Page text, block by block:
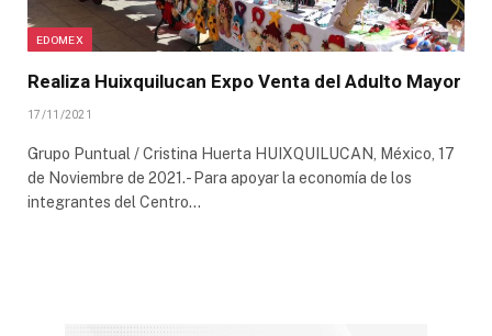
EDOMEX
Realiza Huixquilucan Expo Venta del Adulto Mayor
17/11/2021
Grupo Puntual / Cristina Huerta HUIXQUILUCAN, México, 17
de Noviembre de 2021.- Para apoyar la economía de los
integrantes del Centro…